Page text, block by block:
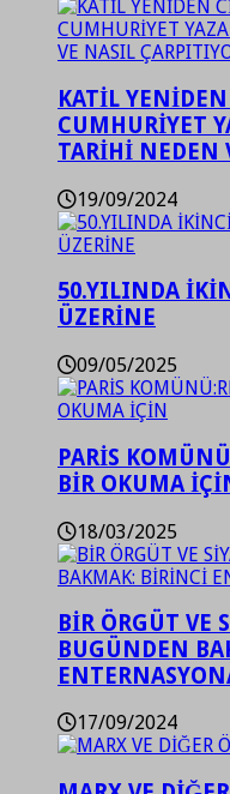
KATİL
CUMHURİYET
TARİHİ NEDEN
19/09/2024
50.YILINDA
ÜZERİNE
09/05/2025
PARİS
BİR OKUMA
18/03/2025
BİR ÖRGÜT VE
BUGÜNDEN
17/09/2024